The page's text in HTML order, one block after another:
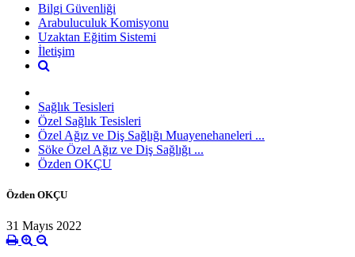
Bilgi Güvenliği
Arabuluculuk Komisyonu
Uzaktan Eğitim Sistemi
İletişim
Sağlık Tesisleri
Özel Sağlık Tesisleri
Özel Ağız ve Diş Sağlığı Muayenehaneleri ...
Söke Özel Ağız ve Diş Sağlığı ...
Özden OKÇU
Özden OKÇU
31 Mayıs 2022